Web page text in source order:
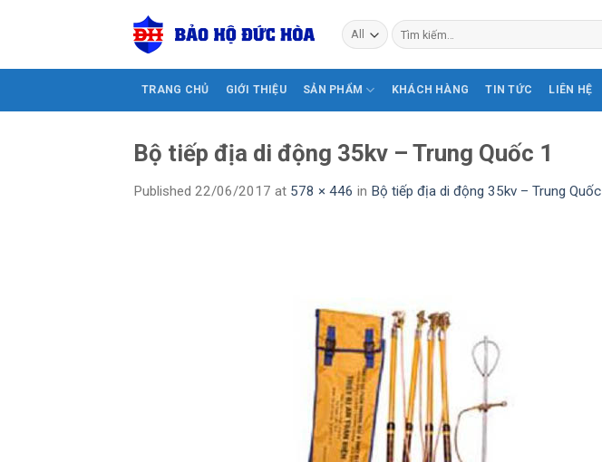
Tìm
kiếm:
TRANG CHỦ GIỚI THIỆU SẢN PHẨM KHÁCH HÀNG TIN TỨC LIÊN HỆ
Bộ tiếp địa di động 35kv – Trung Quốc 1
Published 22/06/2017 at 578 × 446 in Bộ tiếp địa di động 35kv – Trung Quốc